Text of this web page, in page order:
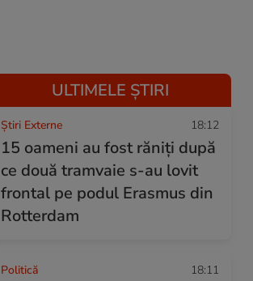
ULTIMELE ȘTIRI
Știri Externe 18:12
15 oameni au fost răniți după
ce două tramvaie s-au lovit
frontal pe podul Erasmus din
Rotterdam
Politică 18:11